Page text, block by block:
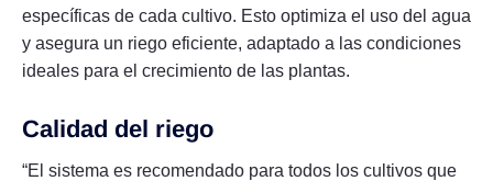
específicas de cada cultivo. Esto optimiza el uso del agua
y asegura un riego eficiente, adaptado a las condiciones
ideales para el crecimiento de las plantas.
Calidad del riego
“El sistema es recomendado para todos los cultivos que